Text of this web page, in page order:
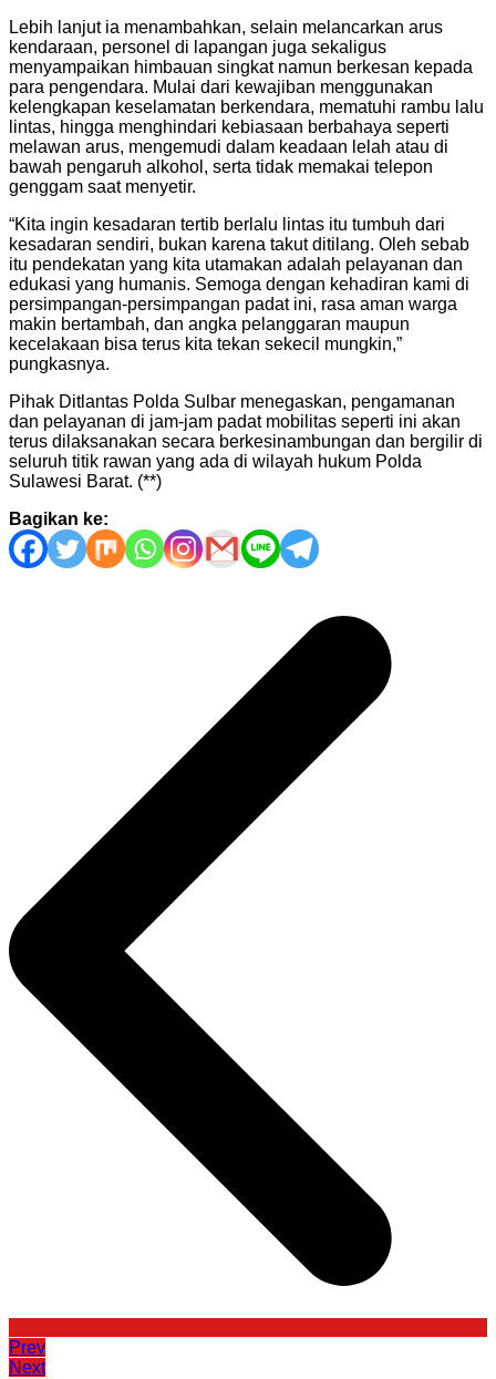
Lebih lanjut ia menambahkan, selain melancarkan arus
kendaraan, personel di lapangan juga sekaligus
menyampaikan himbauan singkat namun berkesan kepada
para pengendara. Mulai dari kewajiban menggunakan
kelengkapan keselamatan berkendara, mematuhi rambu lalu
lintas, hingga menghindari kebiasaan berbahaya seperti
melawan arus, mengemudi dalam keadaan lelah atau di
bawah pengaruh alkohol, serta tidak memakai telepon
genggam saat menyetir.
“Kita ingin kesadaran tertib berlalu lintas itu tumbuh dari
kesadaran sendiri, bukan karena takut ditilang. Oleh sebab
itu pendekatan yang kita utamakan adalah pelayanan dan
edukasi yang humanis. Semoga dengan kehadiran kami di
persimpangan‑persimpangan padat ini, rasa aman warga
makin bertambah, dan angka pelanggaran maupun
kecelakaan bisa terus kita tekan sekecil mungkin,”
pungkasnya.
Pihak Ditlantas Polda Sulbar menegaskan, pengamanan
dan pelayanan di jam‑jam padat mobilitas seperti ini akan
terus dilaksanakan secara berkesinambungan dan bergilir di
seluruh titik rawan yang ada di wilayah hukum Polda
Sulawesi Barat. (**)
Bagikan ke:
Prev
Next